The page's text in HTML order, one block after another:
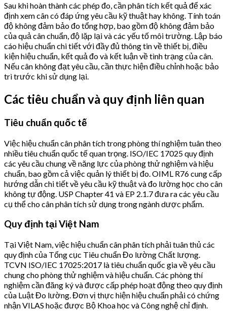
Sau khi hoàn thành các phép đo, cần phân tích kết quả để xác
định xem cân có đáp ứng yêu cầu kỹ thuật hay không. Tính toán
độ không đảm bảo đo tổng hợp, bao gồm độ không đảm bảo
của quả cân chuẩn, độ lặp lại và các yếu tố môi trường. Lập báo
cáo hiệu chuẩn chi tiết với đầy đủ thông tin về thiết bị, điều
kiện hiệu chuẩn, kết quả đo và kết luận về tình trạng của cân.
Nếu cân không đạt yêu cầu, cần thực hiện điều chỉnh hoặc bảo
trì trước khi sử dụng lại.
Các tiêu chuẩn và quy định liên quan
Tiêu chuẩn quốc tế
Việc hiệu chuẩn cân phân tích trong phòng thí nghiệm tuân theo
nhiều tiêu chuẩn quốc tế quan trọng. ISO/IEC 17025 quy định
các yêu cầu chung về năng lực của phòng thử nghiệm và hiệu
chuẩn, bao gồm cả việc quản lý thiết bị đo. OIML R76 cung cấp
hướng dẫn chi tiết về yêu cầu kỹ thuật và đo lường học cho cân
không tự động. USP Chapter 41 và EP 2.1.7 đưa ra các yêu cầu
cụ thể cho cân phân tích sử dụng trong ngành dược phẩm.
Quy định tại Việt Nam
Tại Việt Nam, việc hiệu chuẩn cân phân tích phải tuân thủ các
quy định của Tổng cục Tiêu chuẩn Đo lường Chất lượng.
TCVN ISO/IEC 17025:2017 là tiêu chuẩn quốc gia về yêu cầu
chung cho phòng thử nghiệm và hiệu chuẩn. Các phòng thí
nghiệm cần đăng ký và được cấp phép hoạt động theo quy định
của Luật Đo lường. Đơn vị thực hiện hiệu chuẩn phải có chứng
nhận VILAS hoặc được Bộ Khoa học và Công nghệ chỉ định.